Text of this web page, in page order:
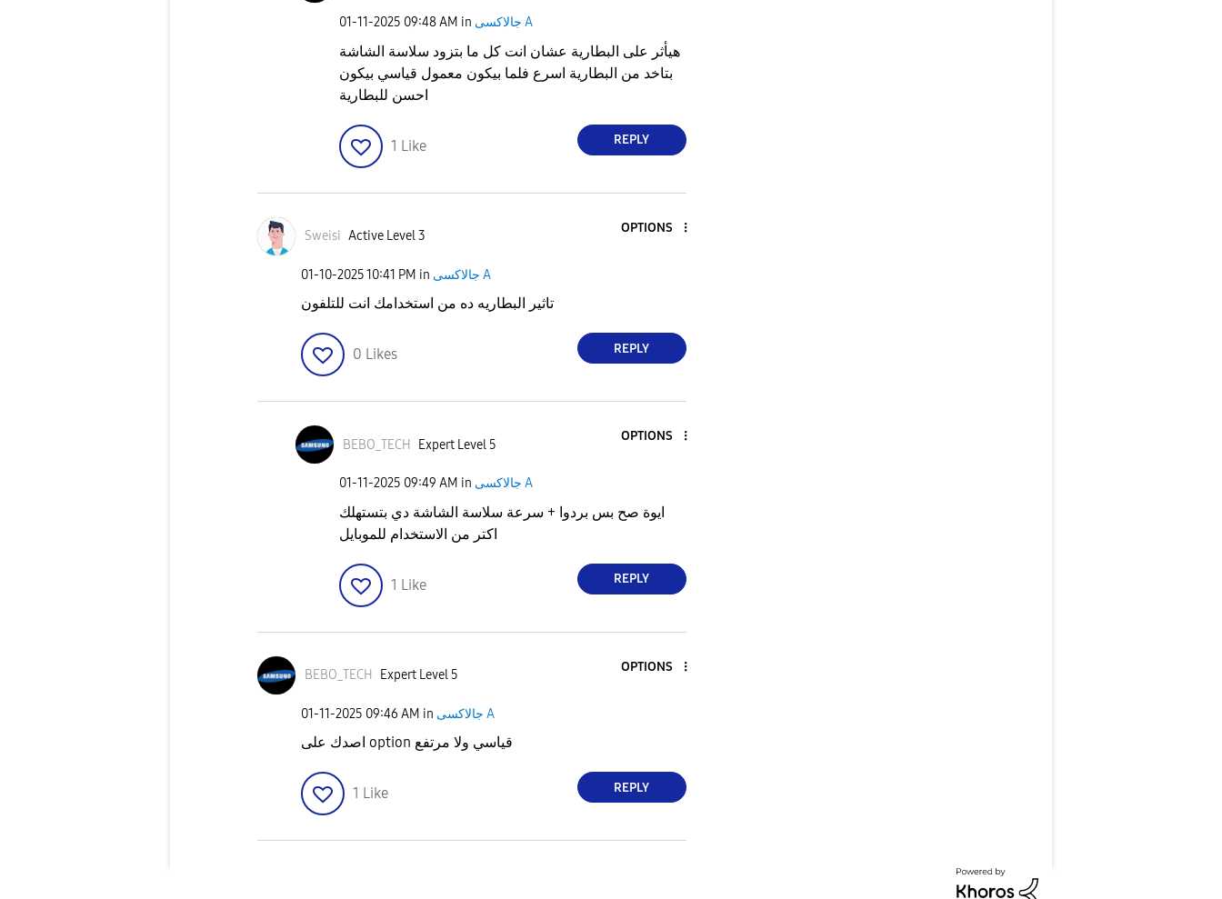
‎01-11-2025 09:48 AM in جالاكسى A
هيأثر على البطارية عشان انت كل ما بتزود سلاسة الشاشة
بتاخد من البطارية اسرع فلما بيكون معمول قياسي بيكون
احسن للبطارية
1 Like REPLY
Sweisi Active Level 3
OPTIONS
‎01-10-202510:41 PM in جالاكسى A
تاثير البطاريه ده من استخدامك انت للتلفون
0 Likes REPLY
BEBO_TECH Expert Level 5
OPTIONS
‎01-11-2025 09:49 AM in جالاكسى A
ايوة صح بس بردوا + سرعة سلاسة الشاشة دي بتستهلك
اكتر من الاستخدام للموبايل
1 Like REPLY
BEBO_TECH Expert Level 5
OPTIONS
‎01-11-2025 09:46 AM in جالاكسى A
اصدك على option قياسي ولا مرتفع
1 Like REPLY